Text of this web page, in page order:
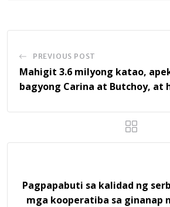
PREVIOUS POST
Mahigit 3.6 milyong katao,
bagyong Carina at Butchoy, at
Pagpapabuti sa kalidad ng
mga kooperatiba sa ginanap